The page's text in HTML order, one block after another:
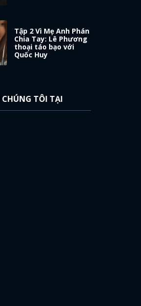
Tập 2 Vì Mẹ Anh Phán
Chia Tay: Lê Phương
thoại táo bạo với
Quốc Huy
CHÚNG TÔI TẠI